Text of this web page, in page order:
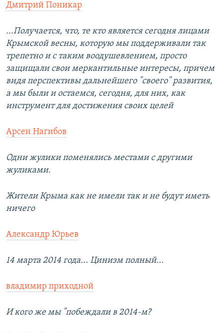
Дмитрий Поникар
...Получается, что, те кто является сегодня лицами
Крымской весны, которую мы поддерживали так
трепетно и с таким воодушевлением, просто
защищали свои меркантильные интересы, причем
видя перспективы дальнейшего "своего" развития,
а мы были и остаемся, сегодня, для них, как
инструмент для достижения своих целей
Арсен Нагибов
Одни жулики поменялись местами с другими
жуликами.
Жители Крыма как не имели так и не будут иметь
ничего
Александр Юрьев
14 марта 2014 года... Цинизм полный...
владимир приходной
И кого же мы "побеждали в 2014-м?